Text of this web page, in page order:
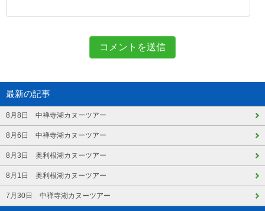
最新の記事
8月8日 中禅寺湖カヌーツアー
8月6日 中禅寺湖カヌーツアー
8月3日 奥利根湖カヌーツアー
8月1日 奥利根湖カヌーツアー
7月30日 中禅寺湖カヌーツアー